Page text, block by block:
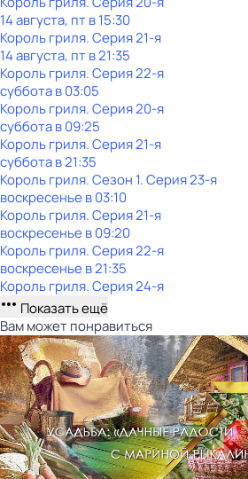
14 августа, пт в 15:30
Король гриля. Серия 21-я
14 августа, пт в 21:35
Король гриля. Серия 22-я
субботав03:05
Король гриля. Серия 20-я
субботав09:25
Король гриля. Серия 21-я
субботав21:35
Король гриля. Сезон 1. Серия 23-я
воскресенье в03:10
Король гриля. Серия 21-я
воскресенье в09:20
Король гриля. Серия 22-я
воскресенье в21:35
Король гриля. Серия 24-я
Показать ещё
Вам может понравиться